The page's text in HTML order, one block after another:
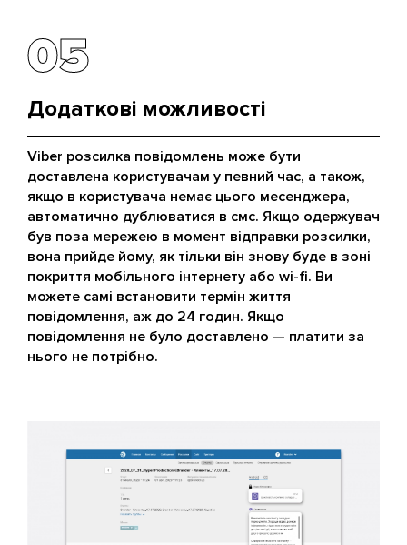
05
05
Додаткові можливості
Viber розсилка повідомлень може бути
доставлена користувачам у певний час, а також,
якщо в користувача немає цього месенджера,
автоматично дублюватися в смс. Якщо одержувач
був поза мережею в момент відправки розсилки,
вона прийде йому, як тільки він знову буде в зоні
покриття мобільного інтернету або wi-fi. Ви
можете самі встановити термін життя
повідомлення, аж до 24 годин. Якщо
повідомлення не було доставлено — платити за
нього не потрібно.